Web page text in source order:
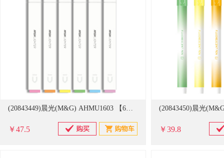
(20843449)晨光(M&G) AHMU1603 【6色单头方杆】荧光系 6支/盒 荧光笔(单位：盒)
￥47.5 ￥39.8